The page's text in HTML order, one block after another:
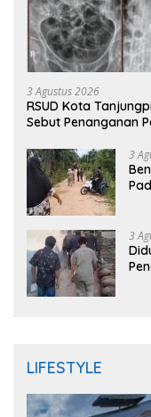
3 Agustus 2026
RSUD Kota
Sebut Penanganan
3
3
LIFESTYLE